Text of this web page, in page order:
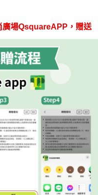
廣場QsquareAPP，贈送